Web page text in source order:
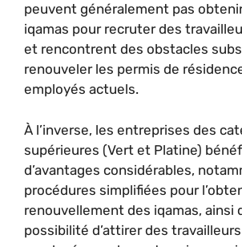
peuvent généralement pas
iqamas pour recruter des
et rencontrent des obstacles
renouveler les permis de
employés actuels.
À l’inverse, les entreprises des
supérieures (Vert et Platine)
d’avantages considérables,
procédures simplifiées pour
renouvellement des iqamas, ainsi
possibilité d’attirer des